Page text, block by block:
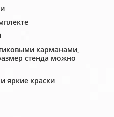
карманами,
стенда можно
яркие краски